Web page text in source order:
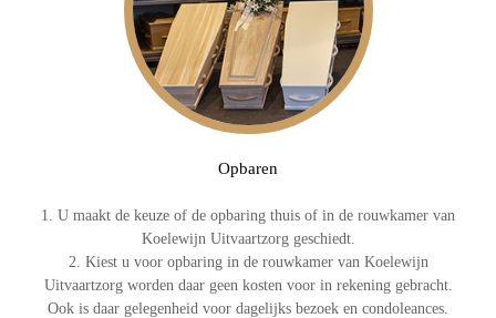
Opbaren
1. U maakt de keuze of de opbaring thuis of in de rouwkamer van
Koelewijn Uitvaartzorg geschiedt.
2. Kiest u voor opbaring in de rouwkamer van Koelewijn
Uitvaartzorg worden daar geen kosten voor in rekening gebracht.
Ook is daar gelegenheid voor dagelijks bezoek en condoleances.